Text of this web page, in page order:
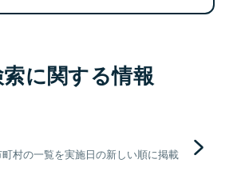
に関する情報
村の一覧を実施日の新しい順に掲載